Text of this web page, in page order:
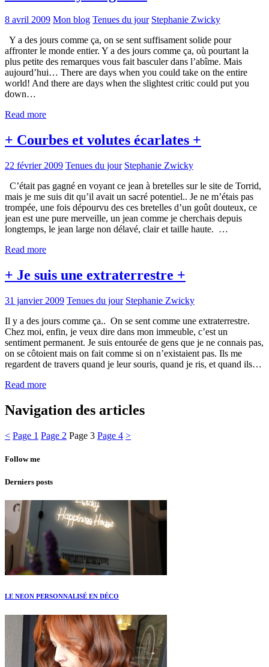
8 avril 2009 Mon blog Tenues du jour Stephanie Zwicky
Y a des jours comme ça, on se sent suffisament solide pour
affronter le monde entier. Y a des jours comme ça, où pourtant la
plus petite des remarques vous fait basculer dans l’abîme. Mais
aujourd’hui… There are days when you could take on the entire
world! And there are days when the slightest critic could put you
down…
Read more
+ Courbes et volutes écarlates +
22 février 2009 Tenues du jour Stephanie Zwicky
C’était pas gagné en voyant ce jean à bretelles sur le site de Torrid,
mais je me suis dit qu’il avait un sacré potentiel.. Je ne m’étais pas
trompée, une fois dépourvu des ces bretelles d’un goût douteux, ce
jean est une pure merveille, un jean comme je cherchais depuis
longtemps, le jean large non délavé, clair et taille haute. …
Read more
+ Je suis une extraterrestre +
31 janvier 2009 Tenues du jour Stephanie Zwicky
Il y a des jours comme ça.. On se sent comme une extraterrestre.
Chez moi, enfin, je veux dire dans mon immeuble, c’est un
sentiment permanent. Je suis entourée de gens que je ne connais pas,
on se côtoient mais on fait comme si on n’existaient pas. Ils me
regardent de travers quand je leur souris, quand je ris, et quand ils…
Read more
Navigation des articles
< Page 1 Page 2 Page 3 Page 4 >
Follow me
Derniers posts
LE NEON PERSONNALISÉ EN DÉCO